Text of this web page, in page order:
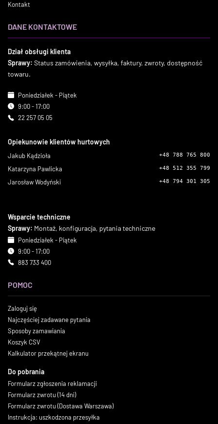
Kontakt
DANE KONTAKTOWE
Dział obsługi klienta
Sprawy: Status zamówienia, wysyłka, faktury, zwroty, dostępność
towaru.
Poniedziałek - Piątek
9:00 - 17:00
22 257 05 05
Opiekunowie klientów hurtowych
Jakub Kądzioła +48 788 765 800
Katarzyna Pawlicka +48 512 355 799
Jarosław Wodyński +48 794 301 305
Wsparcie techniczne
Sprawy: Montaż, konfiguracja, pytania techniczne
Poniedziałek - Piątek
9:00 - 17:00
883 733 400
POMOC
Zaloguj się
Najczęściej zadawane pytania
Sposoby zamawiania
Koszyk CSV
Kalkulator przekątnej ekranu
Do pobrania
Formularz zgłoszenia reklamacji
Formularz zwrotu (14 dni)
Formularz zwrotu (Dostawa Warszawa)
Instrukcja: uszkodzona przesyłka